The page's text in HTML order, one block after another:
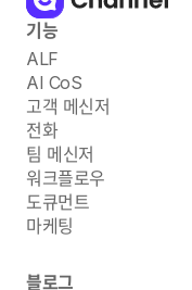
기능
ALF
AI CoS
고객 메신저
전화
팀 메신저
워크플로우
도큐먼트
마케팅
블로그